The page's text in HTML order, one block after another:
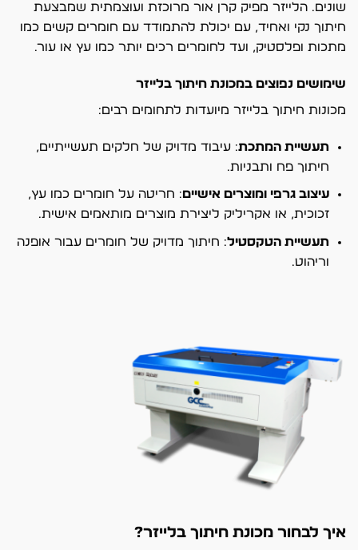
שונים. הלייזר מפיק קרן אור מרוכזת ועוצמתית שמבצעת
חיתוך נקי ואחיד, עם יכולת להתמודד עם חומרים קשים כמו
מתכות ופלסטיק, ועד לחומרים רכים יותר כמו עץ או עור.
שימושים נפוצים במכונת חיתוך בלייזר
מכונות חיתוך בלייזר מיועדות לתחומים רבים:
תעשיית המתכת: עיבוד מדויק של חלקים תעשייתיים,
חיתוך פח ותבניות.
עיצוב גרפי ומוצרים אישיים: חריטה על חומרים כמו עץ,
זכוכית, או אקריליק ליצירת מוצרים מותאמים אישית.
תעשיית הטקסטיל: חיתוך מדויק של חומרים עבור אופנה
וריהוט.
איך לבחור מכונת חיתוך בלייזר?